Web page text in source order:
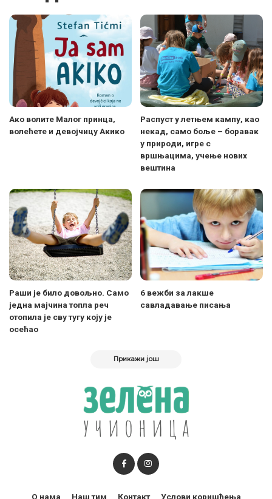
Ако волите Малог принца,
волећете и девојчицу Акико
Распуст у летњем кампу, као
некад, само боље – боравак
у природи, игре с
вршњацима, учење нових
вештина
Раши је било довољно. Само
једна мајчина топла реч
отопила је сву тугу коју је
осећао
6 вежби за лакше
савладавање писања
Прикажи још
О нама Наш тим Контакт Услови коришћења